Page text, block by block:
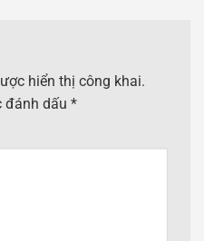
hiển thị công khai.
đánh dấu *